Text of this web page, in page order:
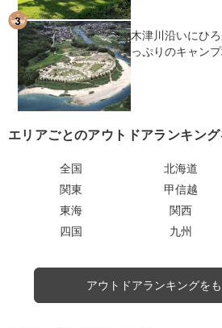
木津川沿いにひ
っぷりのキャン
エリアごとのアウトドアランキング
全国 北海道
関東
甲信越
東海
関西
四国
九州
アウトドアランキングを